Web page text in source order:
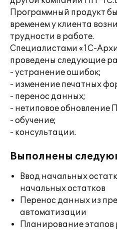
Программный продукт
временем у клиента
трудности в работе.
Специалистами «1С-
проведены следующие
- устранение ошибок;
- изменение печатных
- перенос данных;
- нетиповое обновление
- обучение;
- консультации.
Выполнены
Ввод начальных
начальных остатков
Перенос данных из
автоматизации
Планирование этапов